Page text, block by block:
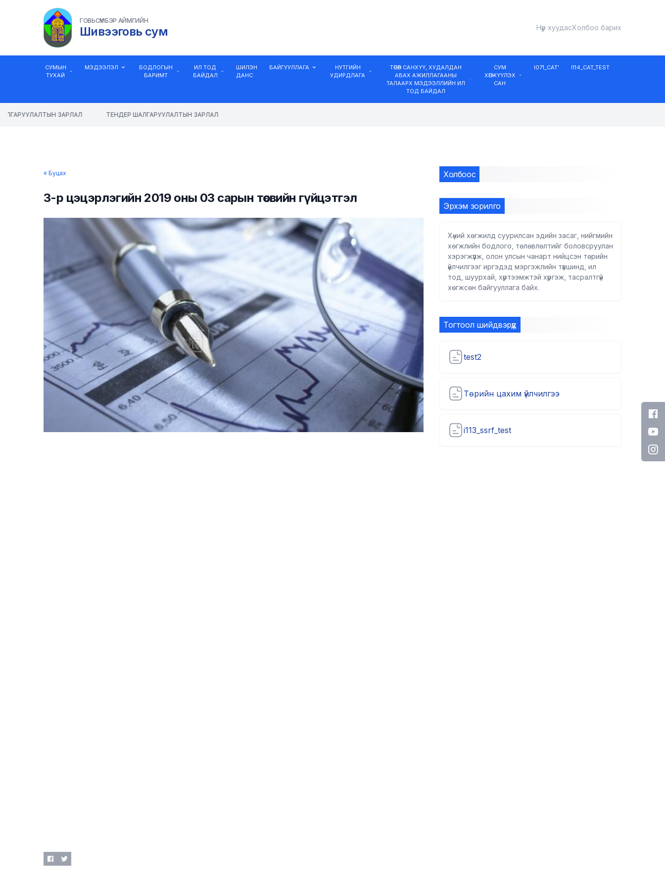
ГОВЬСҮМБЭР АЙМГИЙН
Шивээговь сум Нүүр хуудасХолбоо барих
СУМЫН
ТУХАЙ
МЭДЭЭЛЭЛ
БОДЛОГЫН
БАРИМТ
ИЛ ТОД
БАЙДАЛ
ШИЛЭН
ДАНС
БАЙГУУЛЛАГА
НУТГИЙН
УДИРДЛАГА
ТӨСӨВ САНХҮҮ, ХУДАЛДАН
АВАХ АЖИЛЛАГААНЫ
ТАЛААРХ МЭДЭЭЛЛИЙН ИЛ
ТОД БАЙДАЛ
СУМ
ХӨГЖҮҮЛЭХ
САН
I071_CAT' I114_CAT_TEST
ЗАРЛАЛ ТЕНДЕР ШАЛГАРУУЛАЛТЫН ЗАРЛАЛ
« Буцах
3-р цэцэрлэгийн 2019 оны 03 сарын төсвийн гүйцэтгэл
Холбоос
Эрхэм зорилго
Хүний хөгжилд суурилсан эдийн засаг, нийгмийн
хөгжлийн бодлого, төлөвлөлтийг боловсруулан
хэрэгжүүлж, олон улсын чанарт нийцсэн төрийн
үйлчилгээг иргэдэд мэргэжлийн түвшинд, ил
тод, шуурхай, хүртээмжтэй хүргэж, тасралтгүй
хөгжсөн байгууллага байх.
Тогтоол шийдвэрүүд
test2
Төрийн цахим үйлчилгээ
i113_ssrf_test